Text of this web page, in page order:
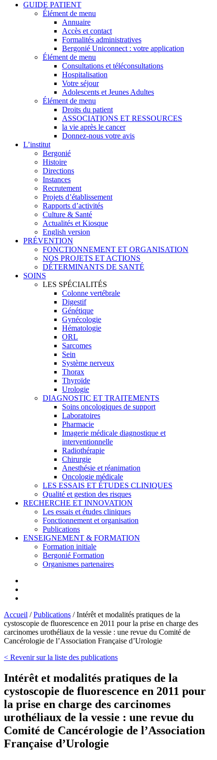
GUIDE PATIENT
Élément de menu
Annuaire
Accès et contact
Formalités administratives
Bergonié Uniconnect : votre application
Élément de menu
Consultations et téléconsultations
Hospitalisation
Votre séjour
Adolescents et Jeunes Adultes
Élément de menu
Droits du patient
ASSOCIATIONS ET RESSOURCES
la vie après le cancer
Donnez-nous votre avis
L’institut
Bergonié
Histoire
Directions
Instances
Recrutement
Projets d’établissement
Rapports d’activités
Culture & Santé
Actualités et Kiosque
English version
PRÉVENTION
FONCTIONNEMENT ET ORGANISATION
NOS PROJETS ET ACTIONS
DÉTERMINANTS DE SANTÉ
SOINS
LES SPÉCIALITÉS
Colonne vertébrale
Digestif
Génétique
Gynécologie
Hématologie
ORL
Sarcomes
Sein
Système nerveux
Thorax
Thyroïde
Urologie
DIAGNOSTIC ET TRAITEMENTS
Soins oncologiques de support
Laboratoires
Pharmacie
Imagerie médicale diagnostique et
interventionnelle
Radiothérapie
Chirurgie
Anesthésie et réanimation
Oncologie médicale
LES ESSAIS ET ÉTUDES CLINIQUES
Qualité et gestion des risques
RECHERCHE ET INNOVATION
Les essais et études cliniques
Fonctionnement et organisation
Publications
ENSEIGNEMENT & FORMATION
Formation initiale
Bergonié Formation
Organismes partenaires
Accueil /Publications /Intérêt et modalités pratiques de la
cystoscopie de fluorescence en 2011 pour la prise en charge des
carcinomes urothéliaux de la vessie : une revue du Comité de
Cancérologie de l’Association Française d’Urologie
< Revenir sur la liste des publications
Intérêt et modalités pratiques de la
cystoscopie de fluorescence en 2011 pour
la prise en charge des carcinomes
urothéliaux de la vessie : une revue du
Comité de Cancérologie de l’Association
Française d’Urologie